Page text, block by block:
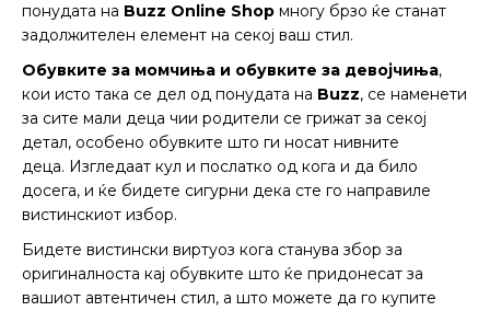
понудата на Buzz Online Shop многу брзо ќе станат
задолжителен елемент на секој ваш стил.
Обувките за момчиња и обувките за девојчиња,
кои исто така се дел од понудата на Buzz, се наменети
за сите мали деца чии родители се грижат за секој
детал, особено обувките што ги носат нивните
деца. Изгледаат кул и послатко од кога и да било
досега, и ќе бидете сигурни дека сте го направиле
вистинскиот избор.
Бидете вистински виртуоз кога станува збор за
оригиналноста кај обувките што ќе придонесат за
вашиот автентичен стил, а што можете да го купите